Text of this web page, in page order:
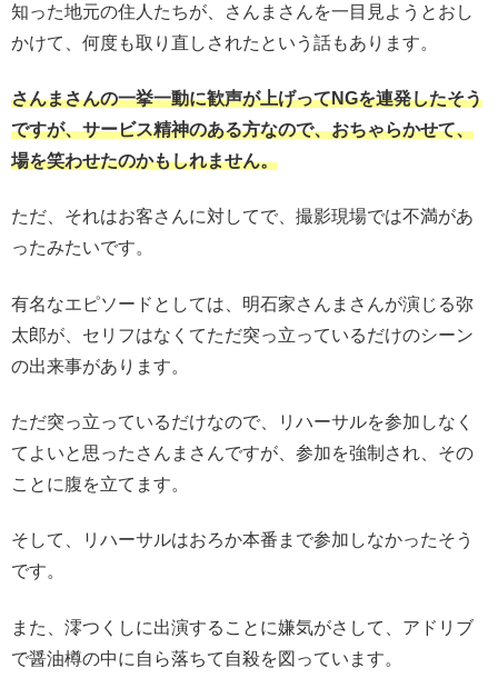
知った地元の住人たちが、さんまさんを一目見ようとおし
かけて、何度も取り直しされたという話もあります。
さんまさんの一挙一動に歓声が上げってNGを連発したそう
ですが、サービス精神のある方なので、おちゃらかせて、
場を笑わせたのかもしれません。
ただ、それはお客さんに対してで、撮影現場では不満があ
ったみたいです。
有名なエピソードとしては、明石家さんまさんが演じる弥
太郎が、セリフはなくてただ突っ立っているだけのシーン
の出来事があります。
ただ突っ立っているだけなので、リハーサルを参加しなく
てよいと思ったさんまさんですが、参加を強制され、その
ことに腹を立てます。
そして、リハーサルはおろか本番まで参加しなかったそう
です。
また、澪つくしに出演することに嫌気がさして、アドリブ
で醤油樽の中に自ら落ちて自殺を図っています。